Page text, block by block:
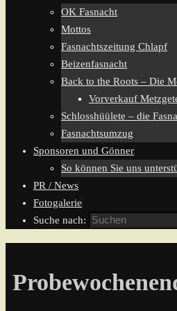
OK Fasnacht
Mottos
Fasnachtszeitung Chlapf
Beizenfasnacht
Back to the Roots – Die
Vorverkauf
Schlosshüülete – die
Fasnachtsumzug
Sponsoren und Gönner
So können Sie uns
PR / News
Fotogalerie
Suche nach: